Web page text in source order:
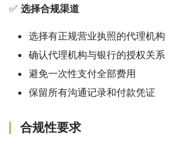
✅ 选择合规渠道
选择有正规营业执照的代理机构
确认代理机构与银行的授权关系
避免一次性支付全部费用
保留所有沟通记录和付款凭证
合规性要求